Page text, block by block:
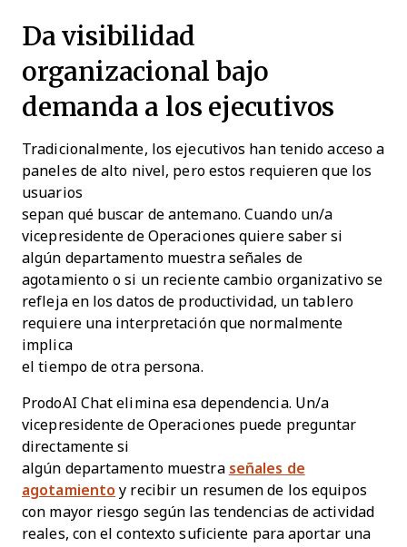
Da visibilidad
organizacional bajo
demanda a los ejecutivos
Tradicionalmente, los ejecutivos han tenido acceso a
paneles de alto nivel, pero estos requieren que los
usuarios
sepan qué buscar de antemano. Cuando un/a
vicepresidente de Operaciones quiere saber si
algún departamento muestra señales de
agotamiento o si un reciente cambio organizativo se
refleja en los datos de productividad, un tablero
requiere una interpretación que normalmente
implica
el tiempo de otra persona.
ProdoAI Chat elimina esa dependencia. Un/a
vicepresidente de Operaciones puede preguntar
directamente si
algún departamento muestra señales de
agotamiento y recibir un resumen de los equipos
con mayor riesgo según las tendencias de actividad
reales, con el contexto suficiente para aportar una